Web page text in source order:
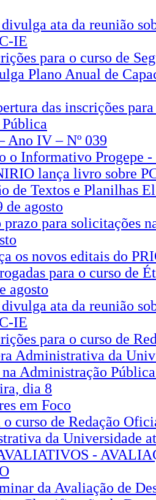
ata da reunião
IE
para o curso de
Plano Anual de
das inscrições
Ano IV – Nº 039
o Informativo Progepe -
lança livro sobre
de Textos e Planilhas
de agosto
para solicitações
os novos editais do
para o curso de
agosto
ata da reunião
IE
para o curso de
Administrativa da
Administração
dia 8
em Foco
o curso de Redação
da Universidade
-
da Avaliação de